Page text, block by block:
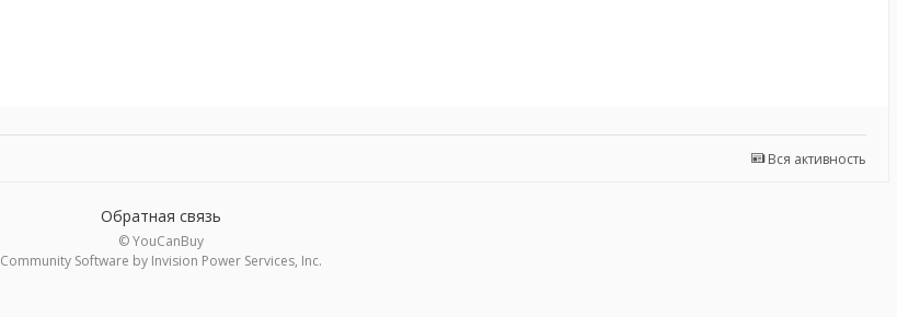
Вся активность
Обратная связь
© YouCanBuy
Community Software by Invision Power Services, Inc.